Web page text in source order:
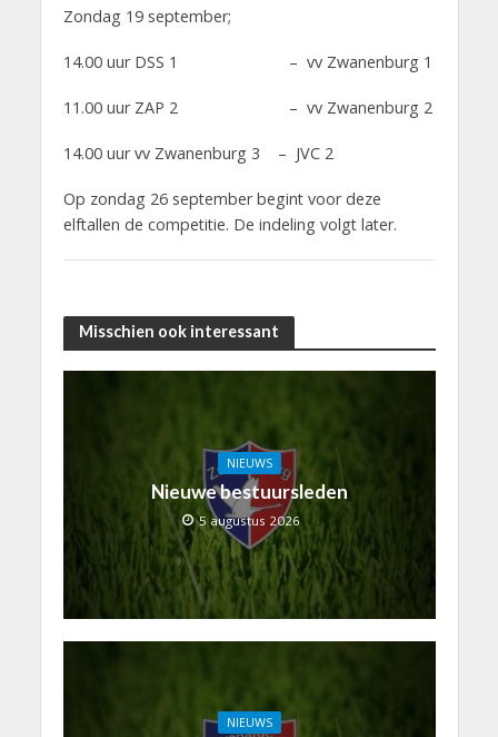
Zondag 19 september;
14.00 uur DSS 1 – vv Zwanenburg 1
11.00 uur ZAP 2 – vv Zwanenburg 2
14.00 uur vv Zwanenburg 3 – JVC 2
Op zondag 26 september begint voor deze
elftallen de competitie. De indeling volgt later.
Misschien ook interessant
NIEUWS
Nieuwe bestuursleden
5 augustus 2026
NIEUWS